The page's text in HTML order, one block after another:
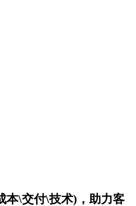
\交付\技术)，助力客